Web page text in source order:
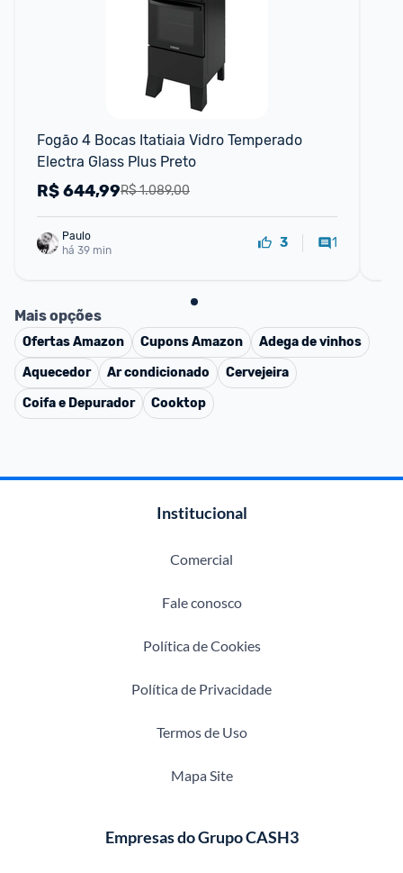
Fogão 4 Bocas Itatiaia Vidro Temperado
Electra Glass Plus Preto
R$ 1.089,00
R$644,99
Paulo
há 39 min
3 1
Mais opções
OfertasAmazon CuponsAmazon
Adega de vinhos
Aquecedor
Ar condicionado
Cervejeira
Coifa e Depurador
Cooktop
Institucional
Comercial
Fale conosco
Política de Cookies
Política de Privacidade
Termos de Uso
Mapa Site
Empresas do Grupo CASH3